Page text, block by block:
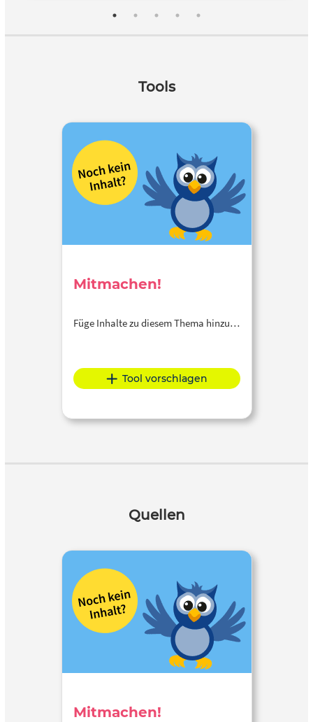
Tools
Mitmachen!
Füge Inhalte zu diesem Thema hinzu…
Tool vorschlagen
Quellen
Mitmachen!